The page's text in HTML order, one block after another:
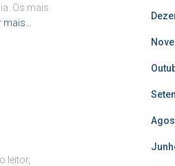
Os mais
mais…
leitor,